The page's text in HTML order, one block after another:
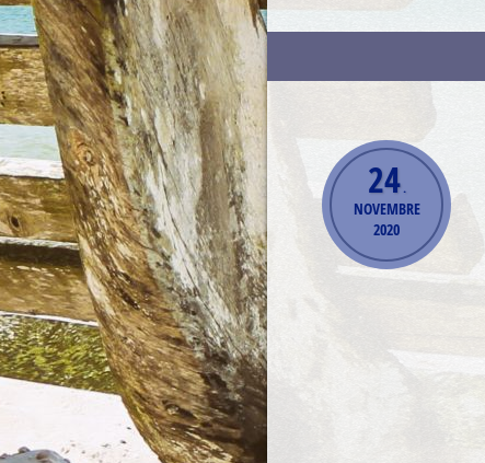
24.
NOVEMBRE
2020